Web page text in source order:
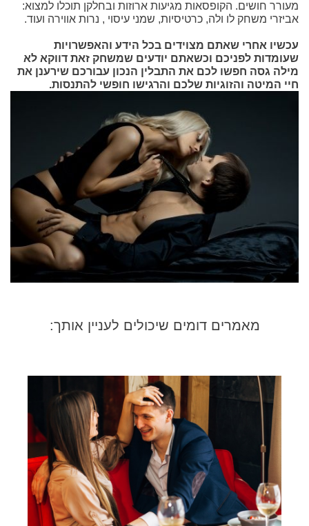
מעורר חושים. הקופסאות מגיעות ארוזות ובחלקן תוכלו למצוא:
אביזרי משחק לו ולה, כרטיסיות, שמני עיסוי , נרות אווירה ועוד.
עכשיו אחרי שאתם מצוידים בכל הידע והאפשרויות
שעומדות לפניכם וכשאתם יודעים שמשחק זאת דווקא לא
מילה גסה חפשו לכם את התבלין הנכון עבורכם שירענן את
חיי המיטה והזוגיות שלכם והרגישו חופשי להתנסות.
מאמרים דומים שיכולים לעניין אותך: